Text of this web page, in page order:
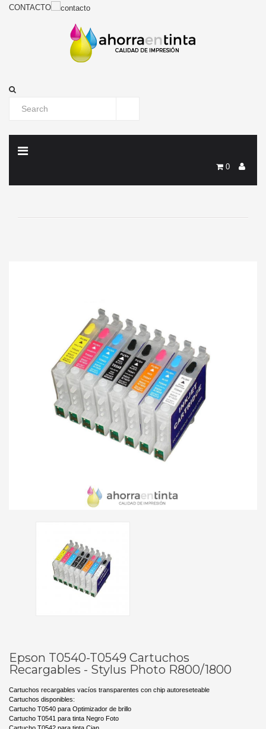
CONTACTO
0
Epson T0540-T0549 Cartuchos
Recargables - Stylus Photo R800/1800
Cartuchos recargables vacíos transparentes con chip autoreseteable
Cartuchos disponibles:
Cartucho T0540 para Optimizador de brillo
Cartucho T0541 para tinta Negro Foto
Cartucho T0542 para tinta Cian